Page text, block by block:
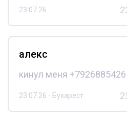
23.07.26
алекс
кинул меня
23.07.26 - Бухарест